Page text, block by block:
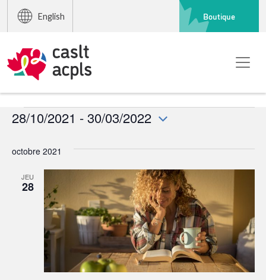
English Boutique
Événements
28/10/2021 - 30/03/2022
une
octobre 2021
JEU
28